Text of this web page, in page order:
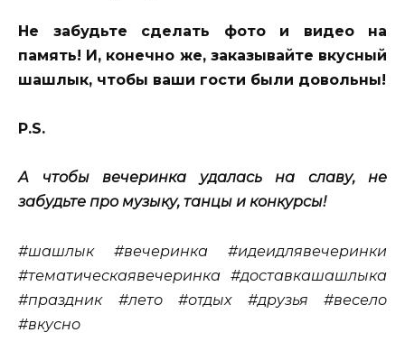
Не забудьте сделать фото и видео на
память! И, конечно же, заказывайте вкусный
шашлык, чтобы ваши гости были довольны!
P.S.
А чтобы вечеринка удалась на славу, не
забудьте про музыку, танцы и конкурсы!
#шашлык #вечеринка #идеидлявечеринки
#тематическаявечеринка #доставкашашлыка
#праздник #лето #отдых #друзья #весело
#вкусно